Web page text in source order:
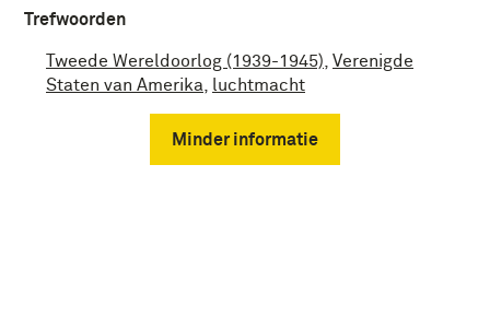
Trefwoorden
Tweede Wereldoorlog (1939-1945) Verenigde
Staten van Amerika
luchtmacht
Minder informatie